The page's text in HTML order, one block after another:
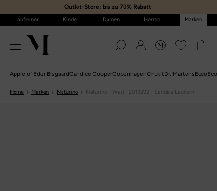
Outlet-Store: bis zu 70% Rabatt
Lauflerner Kinder Damen Herren Marken
Apple of EdenBisgaardCandice CooperCopenhagenCrickitDr. MartensEcco
Home Marken Naturino Naturino - Wad - 2013292 - Sandale Lauflern